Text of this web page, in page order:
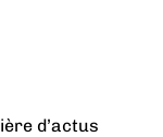
d’actus